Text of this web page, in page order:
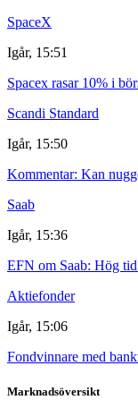
SpaceX
Igår, 15:51
Spacex rasar 10% i
Scandi Standard
Igår, 15:50
Kommentar: Kan
Saab
Igår, 15:36
EFN om Saab: Hög
Aktiefonder
Igår, 15:06
Fondvinnare med
Marknadsöversikt